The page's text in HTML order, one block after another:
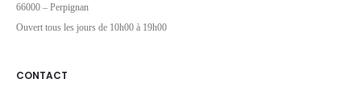
66000 – Perpignan
Ouvert tous les jours de 10h00 à 19h00
CONTACT